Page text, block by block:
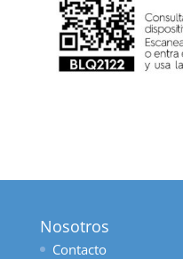
Nosotros
Contacto